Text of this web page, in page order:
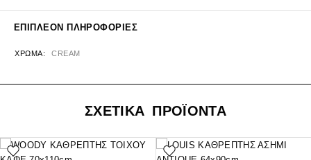
ΕΠΙΠΛΈΟΝ ΠΛΗΡΟΦΟΡΊΕΣ
ΧΡΏΜΑ CREAM
ΣΧΕΤΙΚΑ ΠΡΟΪΟΝΤΑ